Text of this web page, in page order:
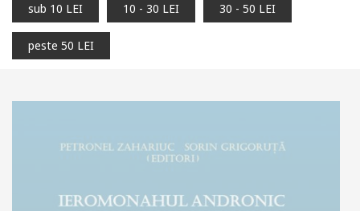
sub 10 LEI 10 - 30 LEI 30 - 50 LEI
peste 50 LEI